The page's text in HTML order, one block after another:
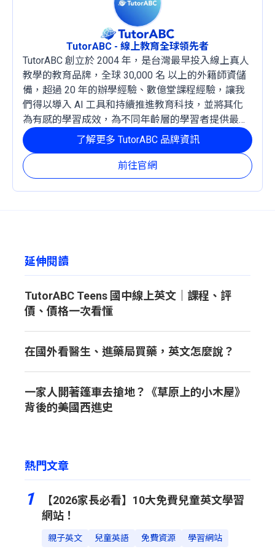
TutorABC - 線上教育全球領先者
TutorABC 創立於 2004 年，是台灣最早投入線上真人
教學的教育品牌，全球 30,000 名 以上的外籍師資儲
備，超過 20 年的辦學經驗、數億堂課程經驗，讓我
們得以導入 AI 工具和持續推進教育科技，並將其化
為有感的學習成效，為不同年齡層的學習者提供最穩
定且有效的成長路徑。
前往官網
了解更多 TutorABC 品牌資訊
延伸閱讀
TutorABC Teens 國中線上英文｜課程、評
價、價格一次看懂
在國外看醫生、進藥局買藥，英文怎麼說？
一家人開著篷車去搶地？《草原上的小木屋》
背後的美國西進史
熱門文章
1
【2026家長必看】10大免費兒童英文學習
網站！
親子英文 兒童英語 免費資源 學習網站